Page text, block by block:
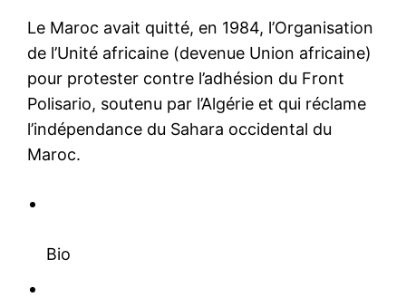
Le Maroc avait quitté, en 1984, l’Organisation
de l’Unité africaine (devenue Union africaine)
pour protester contre l’adhésion du Front
Polisario, soutenu par l’Algérie et qui réclame
l’indépendance du Sahara occidental du
Maroc.
Bio